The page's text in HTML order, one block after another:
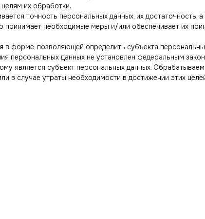
их обработки.
точность персональных данных, их
принимает необходимые меры и/или обеспечивает их
в форме, позволяющей определить субъекта
персональных данных не установлен федеральным
является субъект персональных данных.
в случае утраты необходимости в достижении этих